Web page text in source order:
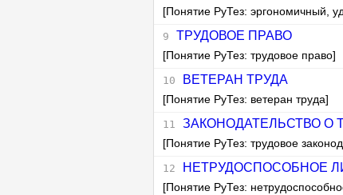
[Понятие РуТез: эргономичный,
ТРУДОВОЕ ПРАВО
[Понятие РуТез: трудовое право]
ВЕТЕРАН ТРУДА
[Понятие РуТез: ветеран труда]
ЗАКОНОДАТЕЛЬСТВО О
[Понятие РуТез: трудовое
НЕТРУДОСПОСОБНОЕ
[Понятие РуТез: